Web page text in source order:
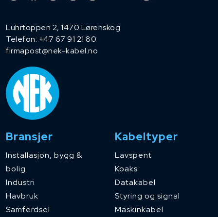
Luhrtoppen 2, 1470 Lørenskog
Telefon: +47 67 91 21 80
firmapost@nek-kabel.no
Bransjer
Installasjon, bygg &
bolig
Industri
Havbruk
Samferdsel
Kabeltyper
Lavspent
Koaks
Datakabel
Styring og signal
Maskinkabel